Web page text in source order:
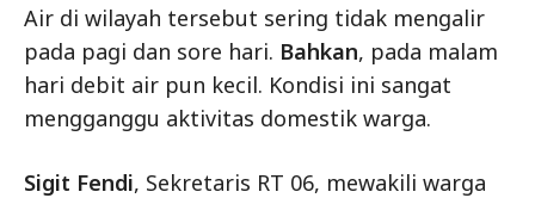
Air di wilayah tersebut sering tidak mengalir
pada pagi dan sore hari. Bahkan, pada malam
hari debit air pun kecil. Kondisi ini sangat
mengganggu aktivitas domestik warga.
Sigit Fendi, Sekretaris RT 06, mewakili warga